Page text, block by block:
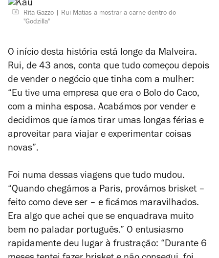
Rita Gazzo
Rui Matias a mostrar a carne dentro do
"Godzilla"
O início desta história está longe da Malveira.
Rui, de 43 anos, conta que tudo começou depois
de vender o negócio que tinha com a mulher:
“Eu tive uma empresa que era o Bolo do Caco,
com a minha esposa. Acabámos por vender e
decidimos que íamos tirar umas longas férias e
aproveitar para viajar e experimentar coisas
novas”.
Foi numa dessas viagens que tudo mudou.
“Quando chegámos a Paris, provámos brisket –
feito como deve ser – e ficámos maravilhados.
Era algo que achei que se enquadrava muito
bem no paladar português.” O entusiasmo
rapidamente deu lugar à frustração: “Durante 6